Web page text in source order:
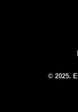
© 2025.